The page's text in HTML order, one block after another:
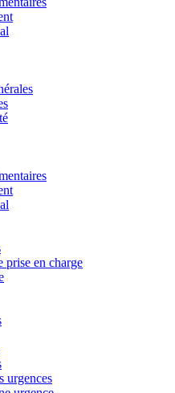
prise en charge
urgences